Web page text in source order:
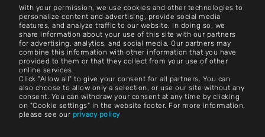
With your permission, we use cookies and other technologies to
personalize content and advertising, provide social media
features, and analyze traffic to our website. In doing so, we
share information about your use of this site with our partners
for advertising, analytics, and social media. Our partners may
combine this information with other information that you have
provided to them or that they collect from your use of other
online services.
Click "Allow all" to give your consent for all partners. You can
also choose to allow only a selection, or use our site without any
consent. You can withdraw your consent at any time by clicking
on "Cookie settings" in the website footer. For more information,
please see our privacy policy
Contatto
Carriera
Termini e condizioni
Impronta
Avviso legale